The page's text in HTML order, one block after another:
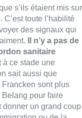
électeurs belges
à droite et de
du discours contre
deux partis
Belang suivi de la
l’oublions pas), le
de plus d’un
néerlandais
il sera difficile
van Grieken ne le